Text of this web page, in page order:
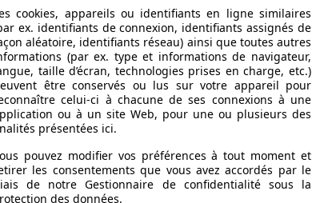
cookies, appareils ou identifiants en ligne similaires
ex. identifiants de connexion, identifiants assignés de
aléatoire, identifiants réseau) ainsi que toutes autres
(par ex. type et informations de navigateur,
taille d’écran, technologies prises en charge, etc.)
être conservés ou lus sur votre appareil pour
celui-ci à chacune de ses connexions à une
ou à un site Web, pour une ou plusieurs des
présentées ici.
pouvez modifier vos préférences à tout moment et
les consentements que vous avez accordés par le
de notre Gestionnaire de confidentialité sous la
des données.